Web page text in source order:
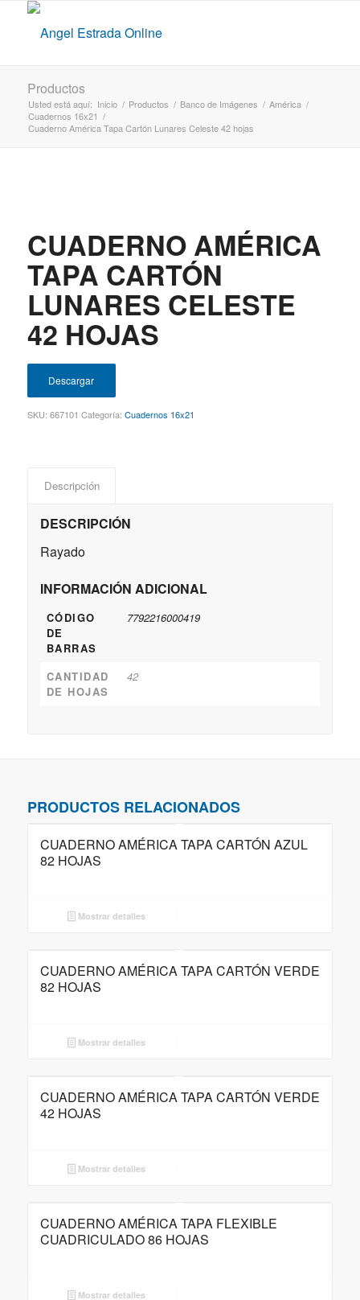
Productos
Usted está aquí: Inicio / Productos / Banco de Imágenes / América /
Cuadernos 16x21 /
Cuaderno América Tapa Cartón Lunares Celeste 42 hojas
CUADERNO AMÉRICA
TAPA CARTÓN
LUNARES CELESTE
42 HOJAS
Descargar
SKU: 667101 Categoría: Cuadernos 16x21
Descripción
DESCRIPCIÓN
Rayado
INFORMACIÓN ADICIONAL
CÓDIGO
DE
BARRAS
7792216000419
CANTIDAD
DE HOJAS
42
PRODUCTOS RELACIONADOS
CUADERNO AMÉRICA TAPA CARTÓN AZUL
82 HOJAS
Mostrar detalles
CUADERNO AMÉRICA TAPA CARTÓN VERDE
82 HOJAS
Mostrar detalles
CUADERNO AMÉRICA TAPA CARTÓN VERDE
42 HOJAS
Mostrar detalles
CUADERNO AMÉRICA TAPA FLEXIBLE
CUADRICULADO 86 HOJAS
Mostrar detalles